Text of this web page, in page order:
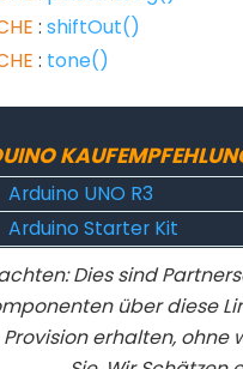
:shiftOut()
: tone()
Arduino UNO R3
Arduino Starter Kit
Dies sind
über diese
erhalten, ohne